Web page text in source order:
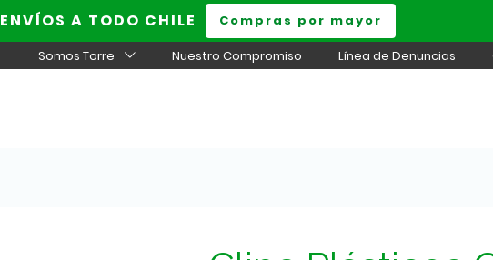
ENVÍOS A TODO CHILE Compras por mayor
Somos Torre Nuestro Compromiso Línea de Denuncias